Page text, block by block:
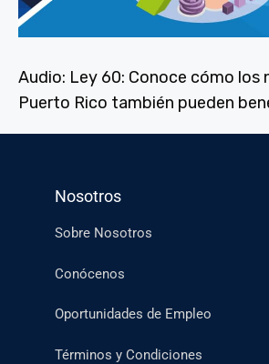
Audio: Ley 60: Conoce cómo los
Puerto Rico también pueden
Nosotros
Sobre Nosotros
Conócenos
Oportunidades de Empleo
Términos y Condiciones